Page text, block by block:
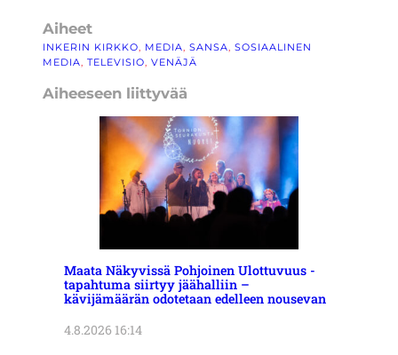
Aiheet
INKERIN KIRKKO, MEDIA, SANSA, SOSIAALINEN
MEDIA, TELEVISIO, VENÄJÄ
Aiheeseen liittyvää
Maata Näkyvissä Pohjoinen Ulottuvuus -
tapahtuma siirtyy jäähalliin –
kävijämäärän odotetaan edelleen nousevan
4.8.2026 16:14